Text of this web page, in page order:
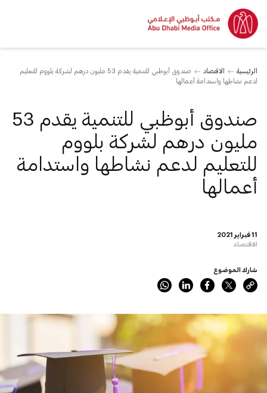
الرئيسية الاقتصاد
صندوق أبوظبي للتنمية يقدم 53 مليون درهم لشركة بلووم للتعليم
لدعم نشاطها واستدامة أعمالها
11 فبراير 2021
الاقتصاد
صندوق أبوظبي للتنمية يقدم 53
مليون درهم لشركة بلووم
للتعليم لدعم نشاطها واستدامة
أعمالها
شارك الموضوع